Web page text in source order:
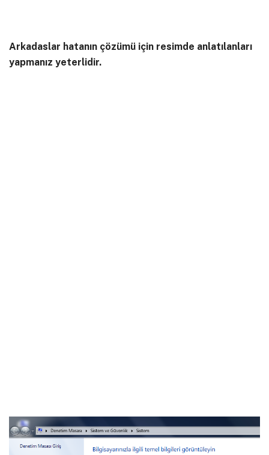
Arkadaslar hatanın çözümü için resimde anlatılanları
yapmanız yeterlidir.